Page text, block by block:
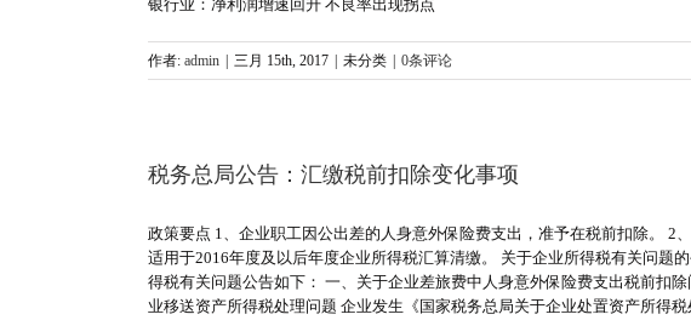
银行业：净利润增速回升 不良率出现拐点
作者: admin 三月 15th, 2017 未分类 0条评论
税务总局公告：汇缴税前扣除变化事项
政策要点 1、企业职工因公出差的人身意外保险费支出，准予在税前扣除。
适用于2016年度及以后年度企业所得税汇算清缴。 关于企业所得税有关问题
得税有关问题公告如下： 一、关于企业差旅费中人身意外保险费支出税前扣
业移送资产所得税处理问题 企业发生《国家税务总局关于企业处置资产所得